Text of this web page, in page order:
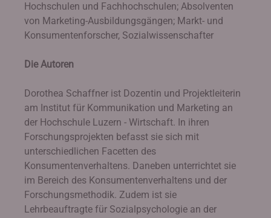
Hochschulen und Fachhochschulen; Absolventen
von Marketing-Ausbildungsgängen; Markt- und
Konsumentenforscher, Sozialwissenschafter
Die Autoren
Dorothea Schaffner ist Dozentin und Projektleiterin
am Institut für Kommunikation und Marketing an
der Hochschule Luzern - Wirtschaft. In ihren
Forschungsprojekten befasst sie sich mit
unterschiedlichen Facetten des
Konsumentenverhaltens. Daneben unterrichtet sie
im Bereich des Konsumentenverhaltens und der
Forschungsmethodik. Zudem ist sie
Lehrbeauftragte für Sozialpsychologie an der